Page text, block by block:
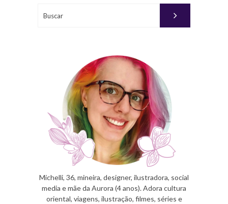
Michelli, 36, mineira, designer, ilustradora, social
media e mãe da Aurora (4 anos). Adora cultura
oriental, viagens, ilustração, filmes, séries e